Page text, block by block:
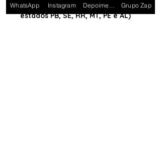
Almofada (exceto para os
estados PB, SE, RR, MT, PE e AL)
WhatsApp Instagram Grupo Zap